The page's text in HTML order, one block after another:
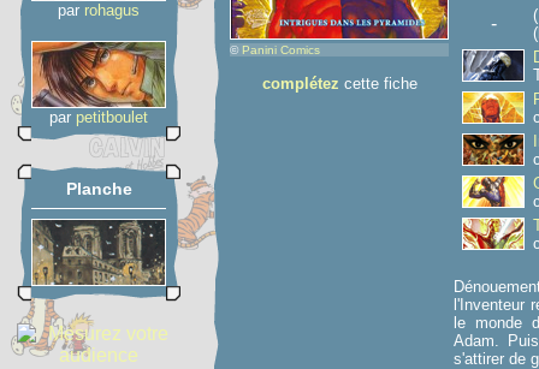
par rohagus
par petitboulet
Planche
© Panini Comics
complétez cette fiche
-
(
l'Inventeur
le monde
Adam.
s'attirer de